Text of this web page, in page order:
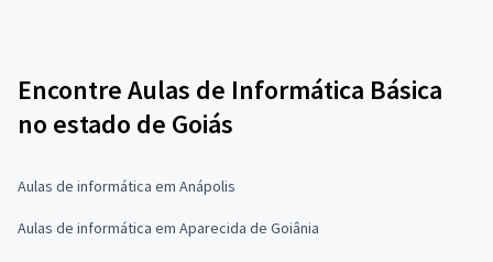
Encontre Aulas de Informática Básica
no estado de Goiás
Aulas de informática em Anápolis
Aulas de informática em Aparecida de Goiânia